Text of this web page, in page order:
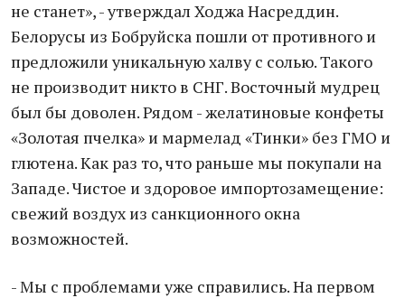
не станет», - утверждал Ходжа Насреддин.
Белорусы из Бобруйска пошли от противного и
предложили уникальную халву с солью. Такого
не производит никто в СНГ. Восточный мудрец
был бы доволен. Рядом - желатиновые конфеты
«Золотая пчелка» и мармелад «Тинки» без ГМО и
глютена. Как раз то, что раньше мы покупали на
Западе. Чистое и здоровое импортозамещение:
свежий воздух из санкционного окна
возможностей.
- Мы с проблемами уже справились. На первом